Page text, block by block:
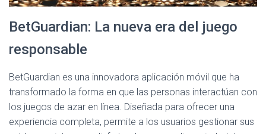
BetGuardian: La nueva era del juego
responsable
BetGuardian es una innovadora aplicación móvil que ha
transformado la forma en que las personas interactúan con
los juegos de azar en línea. Diseñada para ofrecer una
experiencia completa, permite a los usuarios gestionar sus